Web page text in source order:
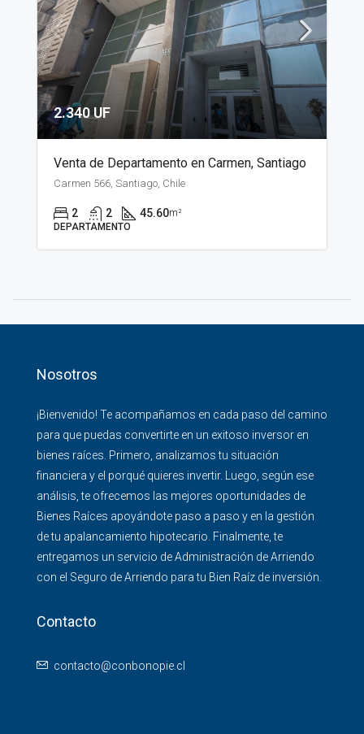
2.340 UF
Venta de Departamento en Carmen, Santiago
Carmen 566, Santiago, Chile
2 2 45.60m²
DEPARTAMENTO
Nosotros
¡Bienvenido! Te acompañamos en cada paso del camino
para que puedas convertirte en un exitoso inversor en
bienes raíces. Primero, analizamos tu situación
financiera y el porqué quieres invertir. Luego, según ese
análisis, te ofrecemos las mejores oportunidades de
Bienes Raíces apoyándote paso a paso y en la gestión
de tu apalancamiento hipotecario. Finalmente, te
entregamos un servicio de Administración de Arriendo
con el Seguro de Arriendo para tu Bien Raíz de inversión.
Contacto
contacto@conbonopie.cl